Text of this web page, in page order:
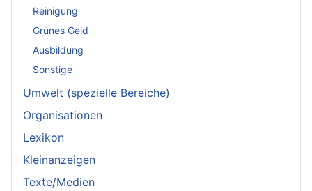
Reinigung
Grünes Geld
Ausbildung
Sonstige
Umwelt (spezielle Bereiche)
Organisationen
Lexikon
Kleinanzeigen
Texte/Medien